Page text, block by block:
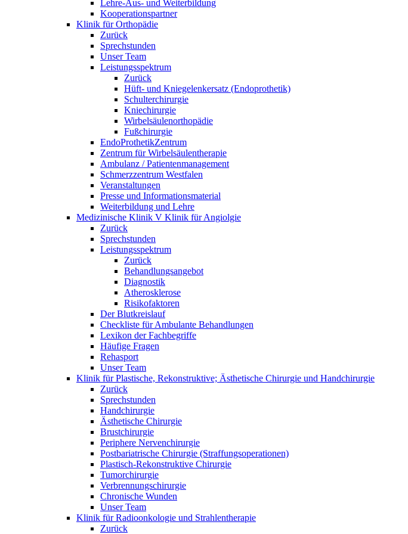
Lehre-Aus- und Weiterbildung
Kooperationspartner
Klinik für Orthopädie
Zurück
Sprechstunden
Unser Team
Leistungsspektrum
Zurück
Hüft- und Kniegelenkersatz (Endoprothetik)
Schulterchirurgie
Kniechirurgie
Wirbelsäulenorthopädie
Fußchirurgie
EndoProthetikZentrum
Zentrum für Wirbelsäulentherapie
Ambulanz / Patientenmanagement
Schmerzzentrum Westfalen
Veranstaltungen
Presse und Informationsmaterial
Weiterbildung und Lehre
Medizinische Klinik V Klinik für Angiolgie
Zurück
Sprechstunden
Leistungsspektrum
Zurück
Behandlungsangebot
Diagnostik
Atherosklerose
Risikofaktoren
Der Blutkreislauf
Checkliste für Ambulante Behandlungen
Lexikon der Fachbegriffe
Häufige Fragen
Rehasport
Unser Team
Klinik für Plastische, Rekonstruktive; Ästhetische Chirurgie und Handchirurgie
Zurück
Sprechstunden
Handchirurgie
Ästhetische Chirurgie
Brustchirurgie
Periphere Nervenchirurgie
Postbariatrische Chirurgie (Straffungsoperationen)
Plastisch-Rekonstruktive Chirurgie
Tumorchirurgie
Verbrennungschirurgie
Chronische Wunden
Unser Team
Klinik für Radioonkologie und Strahlentherapie
Zurück